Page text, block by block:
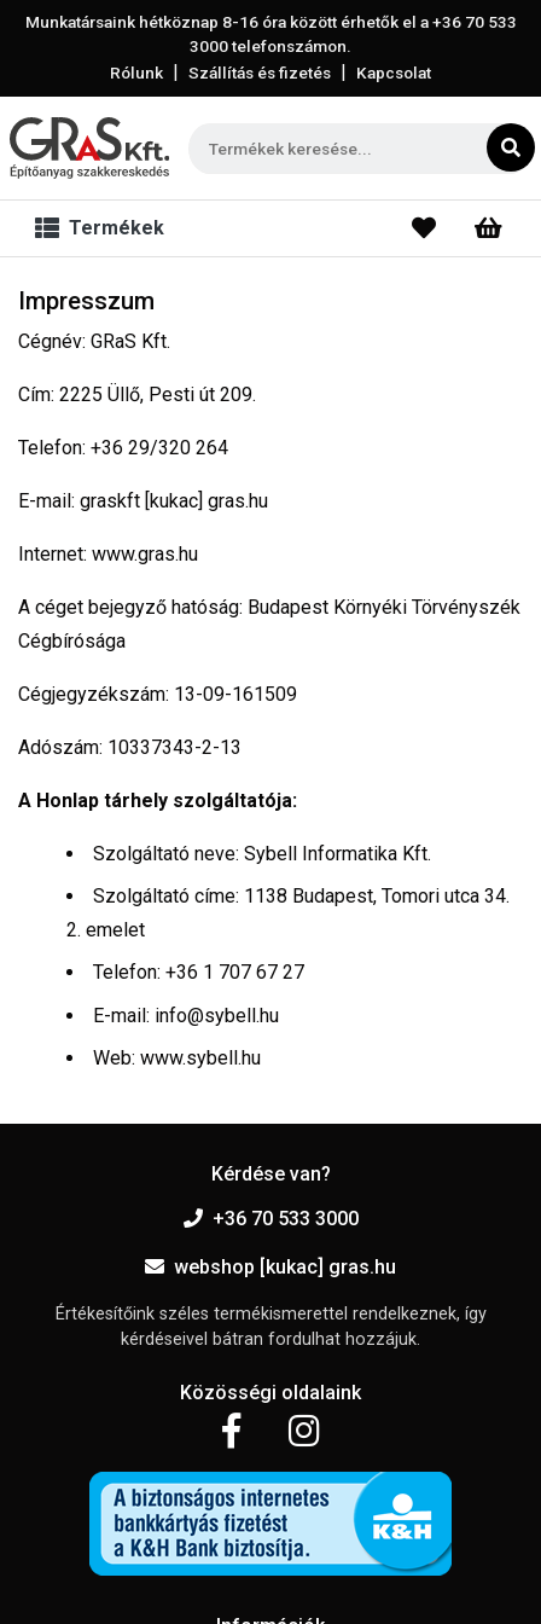
Munkatársaink hétköznap 8-16 óra között érhetők el a+36 70 533
3000telefonszámon.
Rólunk | Szállítás és fizetés | Kapcsolat
Termékek
Impresszum
Cégnév: GRaS Kft.
Cím: 2225 Üllő, Pesti út 209.
Telefon: +36 29/320 264
E-mail: graskft [kukac] gras.hu
Internet: www.gras.hu
A céget bejegyző hatóság: Budapest Környéki Törvényszék
Cégbírósága
Cégjegyzékszám: 13-09-161509
Adószám: 10337343-2-13
A Honlap tárhely szolgáltatója:
Szolgáltató neve: Sybell Informatika Kft.
Szolgáltató címe: 1138 Budapest, Tomori utca 34.
2. emelet
Telefon: +36 1 707 67 27
E-mail: info@sybell.hu
Web: www.sybell.hu
Kérdése van?
+36 70 533 3000
webshop [kukac] gras.hu
Értékesítőink széles termékismerettel rendelkeznek, így
kérdéseivel bátran fordulhat hozzájuk.
Közösségi oldalaink